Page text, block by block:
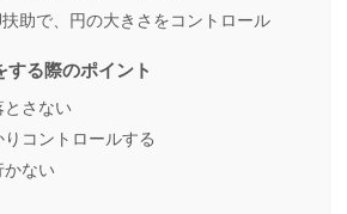
助で、円の大きさをコントロール
する際のポイント
さない
コントロールする
かない